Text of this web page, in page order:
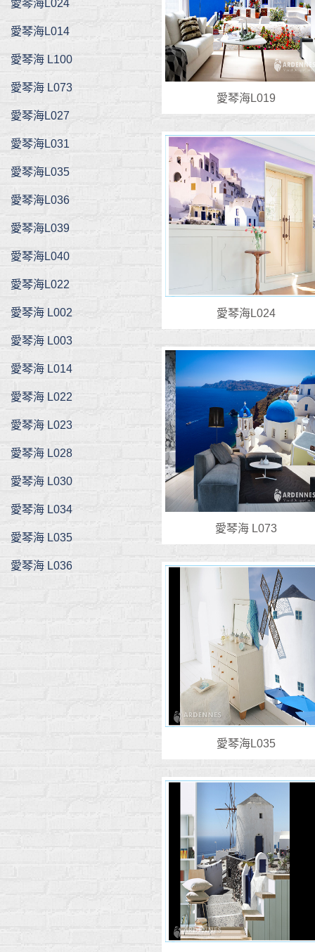
愛琴海L024
愛琴海L014
愛琴海 L100
愛琴海 L073
愛琴海L027
愛琴海L031
愛琴海L035
愛琴海L036
愛琴海L039
愛琴海L040
愛琴海L022
愛琴海 L002
愛琴海 L003
愛琴海 L014
愛琴海 L022
愛琴海 L023
愛琴海 L028
愛琴海 L030
愛琴海 L034
愛琴海 L035
愛琴海 L036
愛琴海L019
愛琴海L024
愛琴海 L073
愛琴海L035